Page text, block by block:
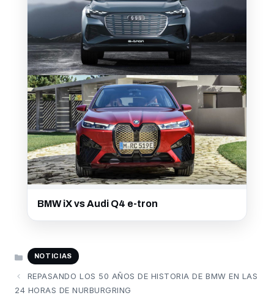
BMW iX vs Audi Q4 e-tron
CATEGORÍAS
NOTICIAS
REPASANDO LOS 50 AÑOS DE HISTORIA DE BMW EN LAS
24 HORAS DE NURBURGRING